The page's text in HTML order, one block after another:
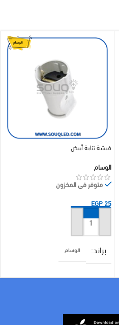
فيشة نتاية أبيض
الوسام
متوفر في المخزون
EGP25
إضافة إلى السلة
براند الوسام
COLOR ابيض